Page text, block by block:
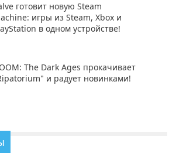
готовит новую Steam
игры из Steam, Xbox и
в одном устройстве!
The Dark Ages прокачивает
и радует новинками!